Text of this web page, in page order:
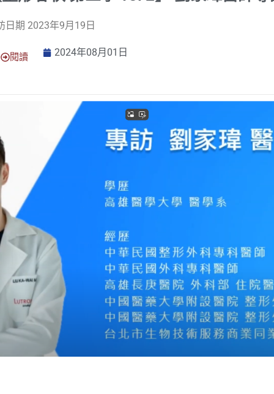
日期 2023年9月19日
閱讀 2024年08月01日